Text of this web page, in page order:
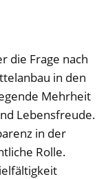
die Frage nach
in den
Mehrheit
Lebensfreude.
in der
Rolle.